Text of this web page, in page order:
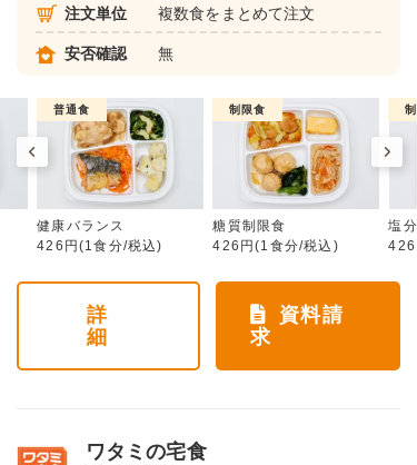
注文単位 複数食をまとめて注文
安否確認 無
普通食
健康バランス
426円(1食分/税込)
制限食
糖質制限食
426円(1食分/税込)
塩
詳
細
資料請
求
ワタミの宅食